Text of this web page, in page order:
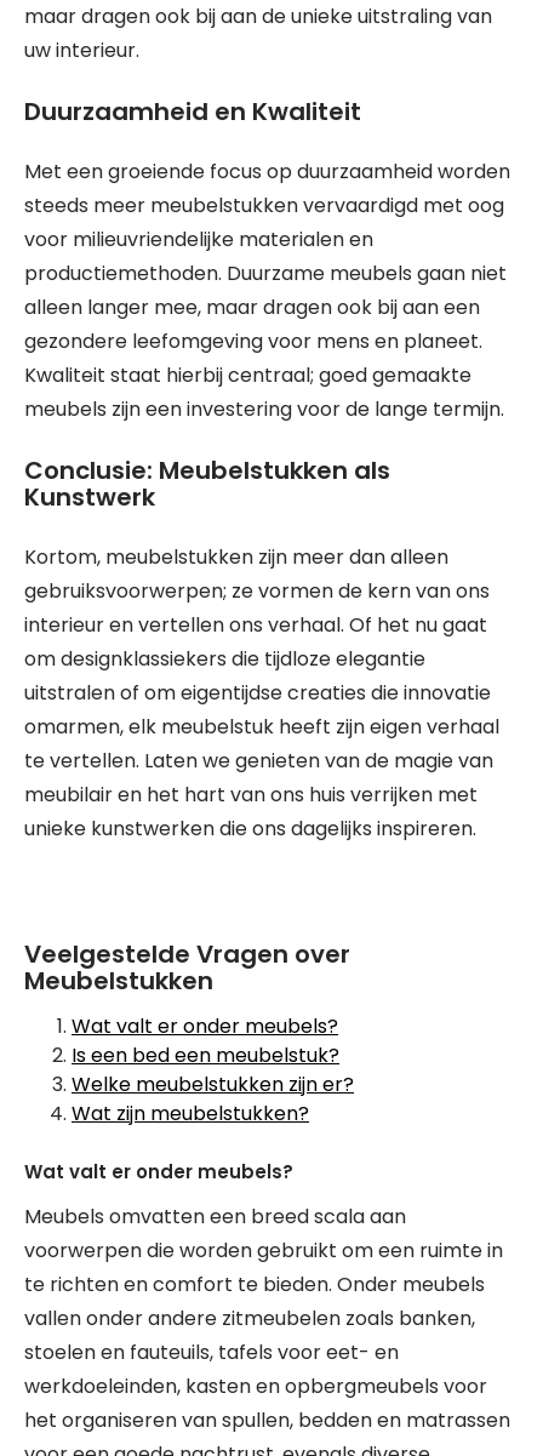
maar dragen ook bij aan de unieke uitstraling van
uw interieur.
Duurzaamheid en Kwaliteit
Met een groeiende focus op duurzaamheid worden
steeds meer meubelstukken vervaardigd met oog
voor milieuvriendelijke materialen en
productiemethoden. Duurzame meubels gaan niet
alleen langer mee, maar dragen ook bij aan een
gezondere leefomgeving voor mens en planeet.
Kwaliteit staat hierbij centraal; goed gemaakte
meubels zijn een investering voor de lange termijn.
Conclusie: Meubelstukken als
Kunstwerk
Kortom, meubelstukken zijn meer dan alleen
gebruiksvoorwerpen; ze vormen de kern van ons
interieur en vertellen ons verhaal. Of het nu gaat
om designklassiekers die tijdloze elegantie
uitstralen of om eigentijdse creaties die innovatie
omarmen, elk meubelstuk heeft zijn eigen verhaal
te vertellen. Laten we genieten van de magie van
meubilair en het hart van ons huis verrijken met
unieke kunstwerken die ons dagelijks inspireren.
Veelgestelde Vragen over
Meubelstukken
Wat valt er onder meubels?
Is een bed een meubelstuk?
Welke meubelstukken zijn er?
Wat zijn meubelstukken?
Wat valt er onder meubels?
Meubels omvatten een breed scala aan
voorwerpen die worden gebruikt om een ruimte in
te richten en comfort te bieden. Onder meubels
vallen onder andere zitmeubelen zoals banken,
stoelen en fauteuils, tafels voor eet- en
werkdoeleinden, kasten en opbergmeubels voor
het organiseren van spullen, bedden en matrassen